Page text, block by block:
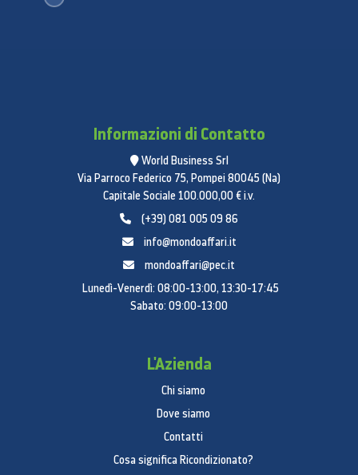
Informazioni di Contatto
World Business Srl
Via Parroco Federico 75, Pompei 80045 (Na)
Capitale Sociale 100.000,00 € i.v.
(+39) 081 005 09 86
info@mondoaffari.it
mondoaffari@pec.it
Lunedì-Venerdì: 08:00-13:00, 13:30-17:45
Sabato: 09:00-13:00
L'Azienda
Chi siamo
Dove siamo
Contatti
Cosa significa Ricondizionato?